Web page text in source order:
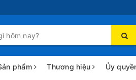
phẩm Thương hiệu Ủy